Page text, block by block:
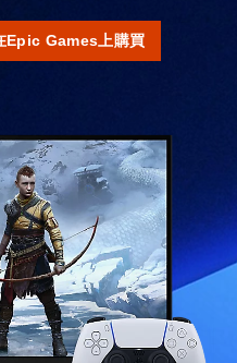
Epic Games上購買